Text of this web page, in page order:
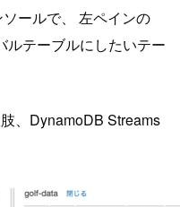
ールで、 左ペインの
ルテーブルにしたいテー
、DynamoDB Streams